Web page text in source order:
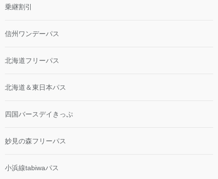
乗継割引
信州ワンデーパス
北海道フリーパス
北海道＆東日本パス
四国バースデイきっぷ
妙見の森フリーパス
小浜線tabiwaパス